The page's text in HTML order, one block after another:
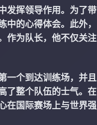
发挥领导作用。为了带
的心得体会。此外，
作为队长，他不仅关注
一个到达训练场，并且
了整个队伍的士气。在
在国际赛场上与世界强